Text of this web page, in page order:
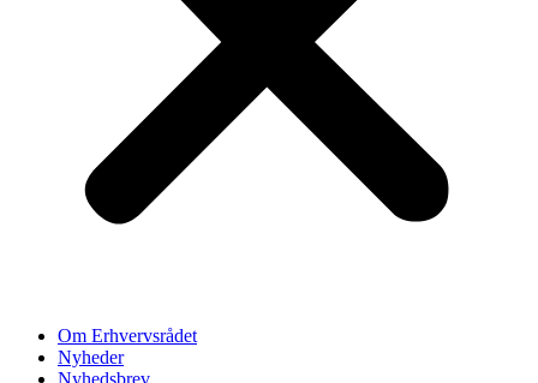
Om Erhvervsrådet
Nyheder